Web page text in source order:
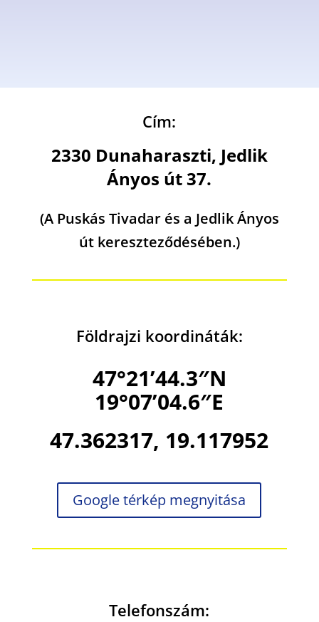
Cím:
2330 Dunaharaszti, Jedlik
Ányos út 37.
(A Puskás Tivadar és a Jedlik Ányos
út kereszteződésében.)
Földrajzi koordináták:
47°21’44.3″N
19°07’04.6″E
47.362317, 19.117952
Google térkép megnyitása
Telefonszám: